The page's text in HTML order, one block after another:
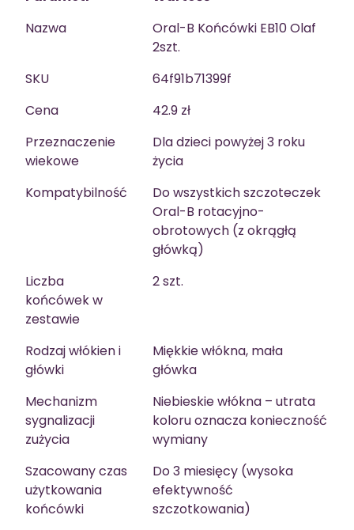
Nazwa
Oral-B Końcówki EB10 Olaf
2szt.
SKU
64f91b71399f
Cena
42.9 zł
Przeznaczenie
wiekowe
Dla dzieci powyżej 3 roku
życia
Kompatybilność
Do wszystkich szczoteczek
Oral-B rotacyjno-
obrotowych (z okrągłą
główką)
Liczba
końcówek w
zestawie
2 szt.
Rodzaj włókien i
główki
Miękkie włókna, mała
główka
Mechanizm
sygnalizacji
zużycia
Niebieskie włókna – utrata
koloru oznacza konieczność
wymiany
Szacowany czas
użytkowania
końcówki
Do 3 miesięcy (wysoka
efektywność
szczotkowania)